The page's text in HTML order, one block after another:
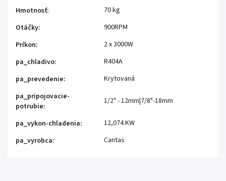
Hmotnosť:
70 kg
Otáčky:
900RPM
Príkon:
2 x 3000W
pa_chladivo:
R404A
pa_prevedenie:
Krytovaná
pa_pripojovacie-
potrubie:
1/2" - 12mm|7/8"-18mm
pa_vykon-chladenia:
12,074 KW
pa_vyrobca: Cantas